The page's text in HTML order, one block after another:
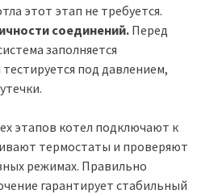
этот этап не требуется.
соединений.Перед
заполняется
под давлением,
этапов котел подключают к
термостаты и проверяют
режимах. Правильно
гарантирует стабильный